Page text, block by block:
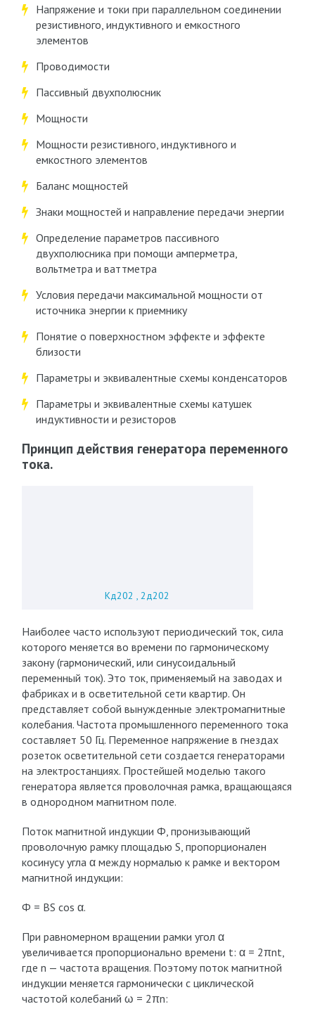
Напряжение и токи при параллельном соединении
резистивного, индуктивного и емкостного
элементов
Проводимости
Пассивный двухполюсник
Мощности
Мощности резистивного, индуктивного и
емкостного элементов
Баланс мощностей
Знаки мощностей и направление передачи энергии
Определение параметров пассивного
двухполюсника при помощи амперметра,
вольтметра и ваттметра
Условия передачи максимальной мощности от
источника энергии к приемнику
Понятие о поверхностном эффекте и эффекте
близости
Параметры и эквивалентные схемы конденсаторов
Параметры и эквивалентные схемы катушек
индуктивности и резисторов
Принцип действия генератора переменного
тока.
Кд202 , 2д202
Наиболее часто используют периодический ток, сила
которого меня­ется во времени по гармоническому
закону (гармонический, или синусои­дальный
переменный ток). Это ток, применяемый на заводах и
фабриках и в осветительной сети квартир. Он
представляет собой вынужденные элек­тромагнитные
колебания. Частота промышленного переменного тока
составляет 50 Гц. Переменное напряжение в гнездах
розеток осветительной сети создается генераторами
на электростанциях. Простейшей моделью такого
генератора является проволочная рамка, вращающаяся
в однород­ном магнитном поле.
Поток магнитной индукции Ф, пронизы­вающий
проволочную рамку площадью S, пропорционален
косинусу угла α между нормалью к рамке и вектором
магнитной индукции:
Ф = BS cos α.
При равномерном вращении рамки угол α
увеличивается пропорционально времени t: α = 2πnt,
где n — частота вращения. Поэтому поток магнитной
индукции меняется гармонически с цикли­ческой
частотой колебаний ω = 2πn: